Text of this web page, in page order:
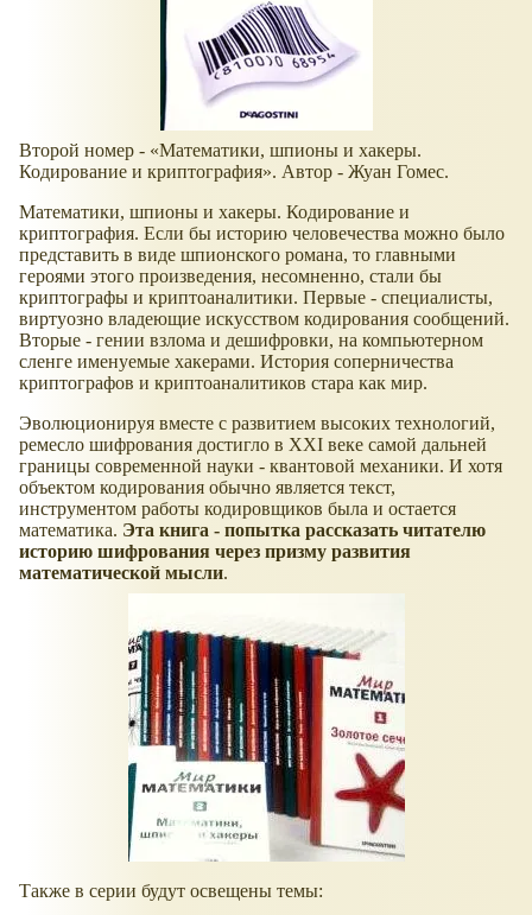
Второй номер -
Математики, шпионы и хакеры.
Кодирование и криптография . Автор - Жуан Гомес.
Математики, шпионы и хакеры. Кодирование и
криптография. Если бы историю человечества можно было
представить в виде шпионского романа, то главными
героями этого произведения, несомненно, стали бы
криптографы и криптоаналитики. Первые - специалисты,
виртуозно владеющие искусством кодирования сообщений.
Вторые - гении взлома и дешифровки, на компьютерном
сленге именуемые хакерами. История соперничества
криптографов и криптоаналитиков стара как мир.
Эволюционируя вместе с развитием высоких технологий,
ремесло шифрования достигло в XXI веке самой дальней
границы современной науки - квантовой механики. И хотя
объектом кодирования обычно является текст,
инструментом работы кодировщиков была и остается
математика. Эта книга - попытка рассказать читателю
историю шифрования через призму развития
математической мысли.
Также в серии будут освещены темы: